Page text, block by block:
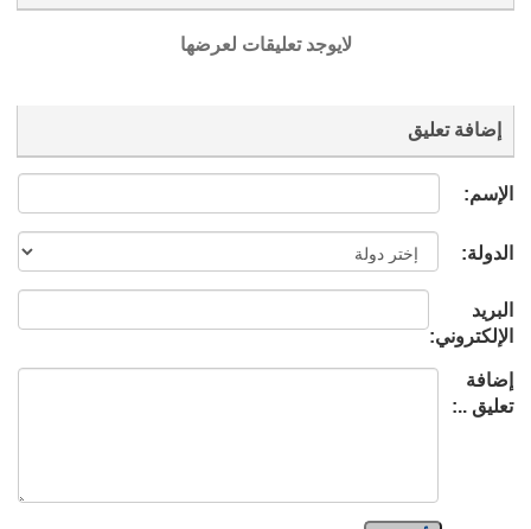
لايوجد تعليقات لعرضها
إضافة تعليق
الإسم:
الدولة:
البريد
الإلكتروني:
إضافة
تعليق ..: